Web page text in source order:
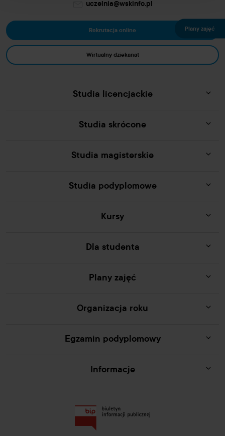
Plany zajęć
uczelnia@wskinfo.pl
Rekrutacja online
Wirtualny dziekanat
Studia licencjackie
Studia skrócone
Studia magisterskie
Studia podyplomowe
Kursy
Dla studenta
Plany zajęć
Organizacja roku
Egzamin podyplomowy
Informacje